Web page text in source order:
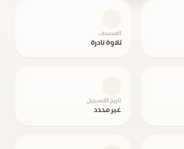
المصحف
تلاوة نادرة
تاريخ التسجيل
غير محدد